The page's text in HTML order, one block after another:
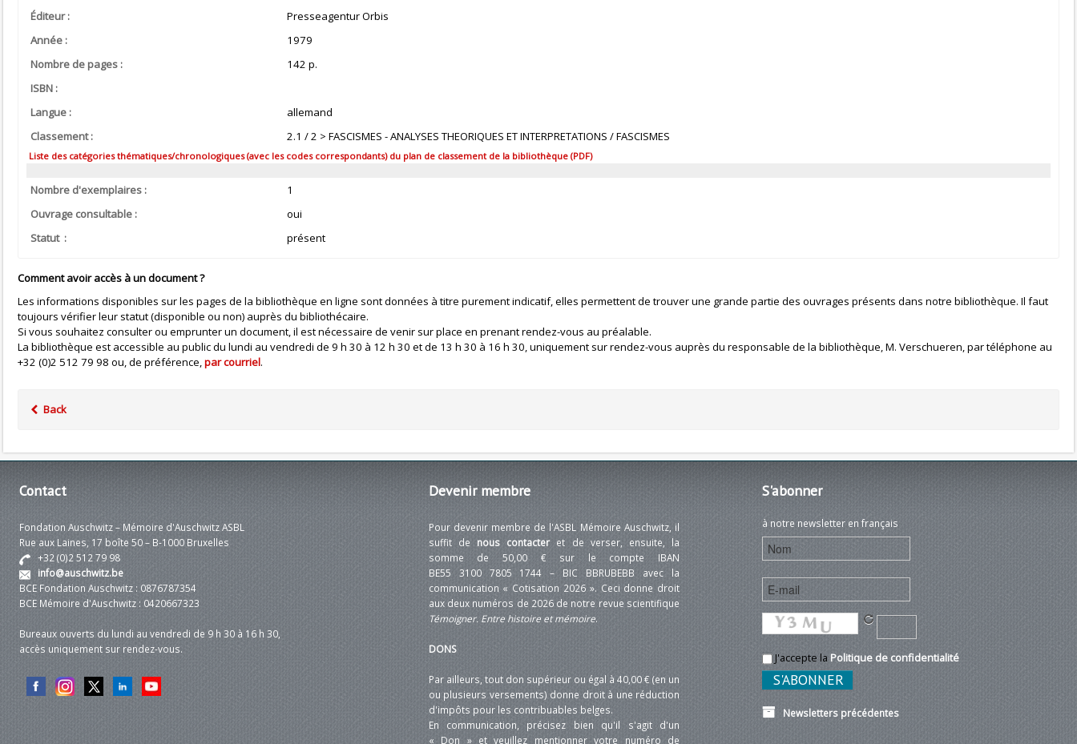
Éditeur :
Presseagentur Orbis
Année :
1979
Nombre de pages :
142 p.
ISBN :
Langue :
allemand
Classement :
2.1 / 2 > FASCISMES - ANALYSES THEORIQUES ET INTERPRETATIONS / FASCISMES
Liste des catégories thématiques/chronologiques (avec les codes correspondants) du plan de classement de la bibliothèque (PDF)
Nombre d'exemplaires :
1
Ouvrage consultable :
oui
Statut :
présent
Comment avoir accès à un document ?
Les informations disponibles sur les pages de la bibliothèque en ligne sont données à titre purement indicatif, elles permettent de trouver une grande partie des ouvrages présents dans notre bibliothèque. Il faut
toujours vérifier leur statut (disponible ou non) auprès du bibliothécaire.
Si vous souhaitez consulter ou emprunter un document, il est nécessaire de venir sur place en prenant rendez-vous au préalable.
La bibliothèque est accessible au public du lundi au vendredi de 9 h 30 à 12 h 30 et de 13 h 30 à 16 h 30, uniquement sur rendez-vous auprès du responsable de la bibliothèque, M. Verschueren, par téléphone au
+32 (0)2 512 79 98 ou, de préférence,par courriel.
Back
Contact
Fondation Auschwitz – Mémoire d'Auschwitz ASBL
Rue aux Laines, 17 boîte 50 – B-1000 Bruxelles
+32 (0)2 512 79 98
info@auschwitz.be
BCE Fondation Auschwitz : 0876787354
BCE Mémoire d'Auschwitz : 0420667323
Bureaux ouverts du lundi au vendredi de 9 h 30 à 16 h 30,
accès uniquement sur rendez-vous.
Devenir membre
Pour devenir membre de l'ASBL Mémoire Auschwitz, il
suffit de nous contacteret de verser, ensuite, la
somme de 50,00 € sur le compte IBAN
BE55 3100 7805 1744 – BIC BBRUBEBB avec la
communication « Cotisation 2026 ». Ceci donne droit
aux deux numéros de 2026 de notre revue scientifique
Témoigner. Entre histoire et mémoire.
DONS
Par ailleurs, tout don supérieur ou égal à 40,00 € (en un
ou plusieurs versements) donne droit à une réduction
d'impôts pour les contribuables belges.
En communication, précisez bien qu'il s'agit d'un
« Don » et veuillez mentionner votre numéro de
S'abonner
à notre newsletter en français
J'accepte la Politique de confidentialité
Newsletters précédentes